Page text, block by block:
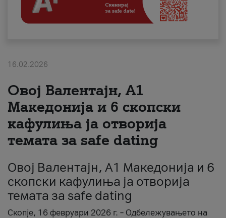
Надополни кредит
Плати сметка
#ПодобарОнлајн
16.02.2026
Овој Валентајн, A1
Македонија и 6 скопски
кафулиња ја отворија
темата за safe dating
Овој Валентајн, A1 Македонија и 6
скопски кафулиња ја отворија
темата за safe dating
Скопје, 16 февруари 2026 г. – Одбележувањето на